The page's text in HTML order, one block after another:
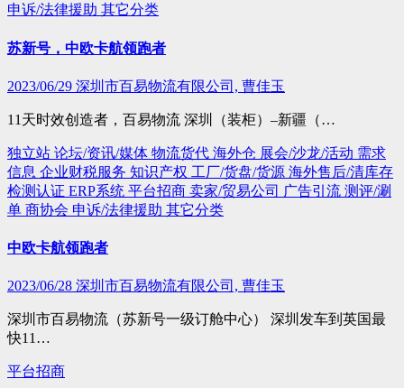
申诉/法律援助 其它分类
苏新号，中欧卡航领跑者
2023/06/29 深圳市百易物流有限公司, 曹佳玉
11天时效创造者，百易物流 深圳（装柜）–新疆（…
独立站 论坛/资讯/媒体 物流货代 海外仓 展会/沙龙/活动 需求
信息 企业财税服务 知识产权 工厂/货盘/货源 海外售后/清库存
检测认证 ERP系统 平台招商 卖家/贸易公司 广告引流 测评/涮
单 商协会 申诉/法律援助 其它分类
中欧卡航领跑者
2023/06/28 深圳市百易物流有限公司, 曹佳玉
深圳市百易物流（苏新号一级订舱中心） 深圳发车到英国最
快11…
平台招商